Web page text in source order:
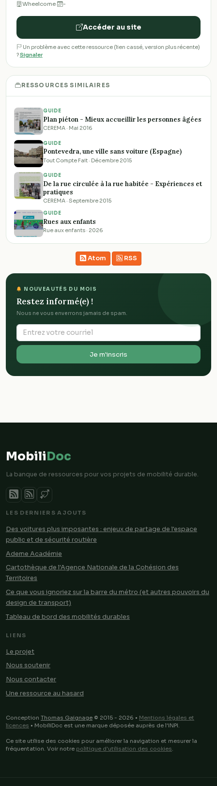
Wheelcome· -
Accéder au site
Un problème avec cette ressource (lien cassé, version plus récente)
?Signaler
RESSOURCES SIMILAIRES
GUIDE
Plan piéton - Mieux accueillir les personnes âgées
CEREMA · Mai 2016
GUIDE
Pontevedra, une ville sans voiture (Espagne)
Tout Compte Fait · Décembre 2015
GUIDE
De la rue circulée à la rue habitée - Expériences et
pratiques
CEREMA · Septembre 2015
GUIDE
Rues aux enfants
Rue aux enfants · 2026
Atom RSS
NOUVEAUTÉS DU MOIS
Restez informé(e) !
Nous ne vous enverrons jamais de spam.
Je m'inscris
MobiliDoc
La banque de ressources pour vos projets de mobilité durable.
LES DERNIERS AJOUTS
Des voitures plus imposantes : enjeux de partage de l'espace
public et de sécurité routière
Ademe Académie
Cartothèque de l'Agence Nationale de la Cohésion des
Territoires
Ce que vous ignoriez sur la barre du métro (et autres pouvoirs du
design de transport)
Tableau de bord des mobilités durables
LIENS
Le projet
Nous soutenir
Nous contacter
Une ressource au hasard
Conception Thomas Gaignage © 2015 - 2026 • Mentions légales et
licences • MobiliDoc est une marque déposée auprès de l'INPI.
Ce site utilise des cookies pour améliorer la navigation et mesurer la
fréquentation. Voir notre politique d'utilisation des cookies.